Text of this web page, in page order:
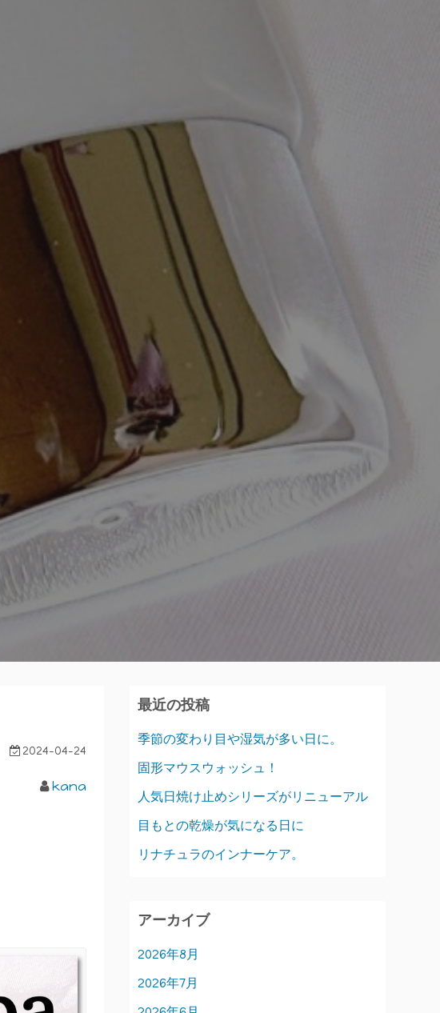
2024-04-24
kana
最近の投稿
季節の変わり目や湿気が多い日に。
固形マウスウォッシュ！
人気日焼け止めシリーズがリニューアル
目もとの乾燥が気になる日に
リナチュラのインナーケア。
アーカイブ
2026年8月
2026年7月